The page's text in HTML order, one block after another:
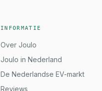
INFORMATIE
Over Joulo
Joulo in Nederland
De Nederlandse EV-markt
Reviews